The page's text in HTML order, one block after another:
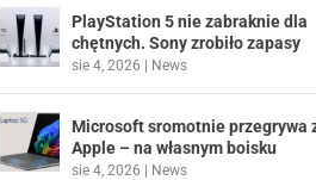
PlayStation 5 nie zabraknie dla
chętnych. Sony zrobiło zapasy
sie 4, 2026 | News
Microsoft sromotnie przegrywa
Apple – na własnym boisku
sie 4, 2026 | News